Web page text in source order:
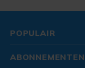
POPULAIR
ABONNEMENTEN